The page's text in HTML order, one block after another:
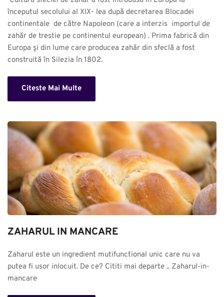
începutul secolului al XIX- lea după decretarea Blocadei
continentale  de către Napoleon (care a interzis  importul de
zahăr de trestie pe continentul european) . Prima fabrică din
Europa şi din lume care producea zahăr din sfeclă a fost
construită în Silezia în 1802.
Citeste Mai Multe
ZAHARUL IN MANCARE
Zaharul este un ingredient mutifunctional unic care nu va
putea fi usor inlocuit. De ce? Cititi mai departe .. Zaharul-in-
mancare